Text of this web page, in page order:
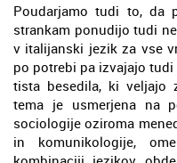
Poudarjamo tudi to, da
strankam ponudijo tudi
v italijanski jezik za vse
po potrebi pa izvajajo
tista besedila, ki veljajo
tema je usmerjena na
sociologije oziroma
in komunikologije,